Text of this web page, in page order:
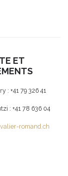
ET
: +41 79 326 41
: +41 78 636 04
romand.ch